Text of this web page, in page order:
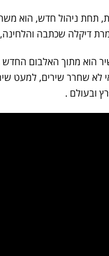
תחת ניהול חדש, הוא
דיקלה שכתבה והלחינה,
הוא מתוך האלבום החדש
לא שחרר שירים, למעט
ובעולם .